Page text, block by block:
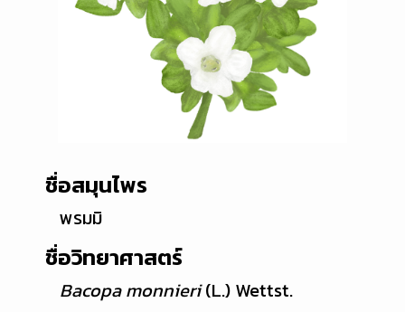
ชื่อสมุนไพร
พรมมิ
ชื่อวิทยาศาสตร์
Bacopa monnieri(L.) Wettst.